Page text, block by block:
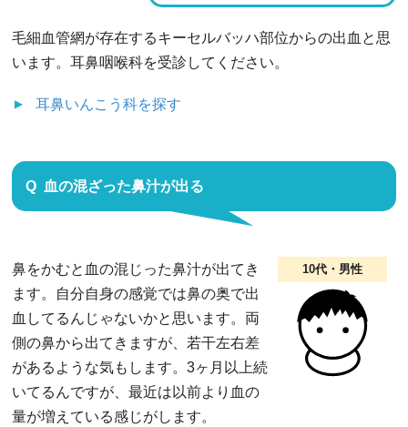
毛細血管網が存在するキーセルバッハ部位からの出血と思
います。耳鼻咽喉科を受診してください。
耳鼻いんこう科を探す
血の混ざった鼻汁が出る
10代・男性
鼻をかむと血の混じった鼻汁が出てき
ます。自分自身の感覚では鼻の奥で出
血してるんじゃないかと思います。両
側の鼻から出てきますが、若干左右差
があるような気もします。3ヶ月以上続
いてるんですが、最近は以前より血の
量が増えている感じがします。